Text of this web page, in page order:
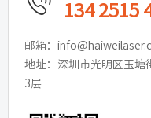
134 2515
邮箱：
地址：深圳市光明区玉塘
3层